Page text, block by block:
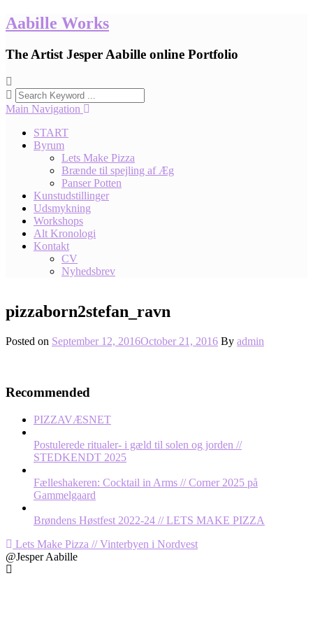
Skip
to
Aabille Works
The Artist Jesper Aabille online Portfolio
Main Navigation
START
Byrum
Lets Make Pizza
Brænde til spejling af Æg
Panser Potten
Kunstudstillinger
Udsmykning
Workshops
Alt Kronologi
Kontakt
CV
Nyhedsbrev
pizzaborn2stefan_ravn
Posted on September 12, 2016October 21, 2016 By admin
Recommended
PIZZAVÆSNET
Postulerede ritualer- i gæld til solen og jorden //
STEDKENDT 2025
Fælleshakeren: Cocktail in Arms // Corner 2025 på
Gammelgaard
Brøndens Høstfest 2022-24 // LETS MAKE PIZZA
Post
navigation
Lets Make Pizza // Vinterbyen i Nordvest
@Jesper Aabille